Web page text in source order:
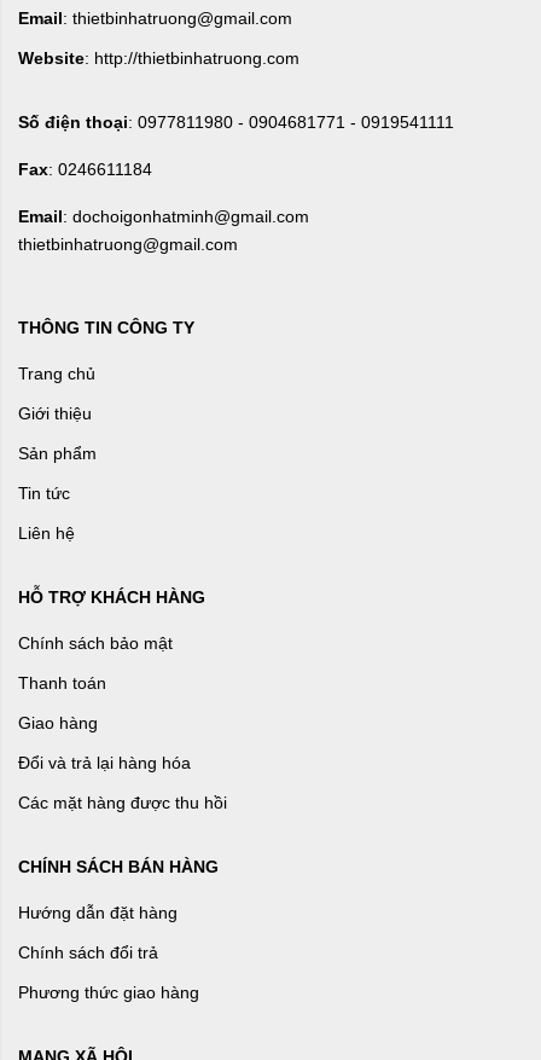
Email: thietbinhatruong@gmail.com
Website: http://thietbinhatruong.com
Số điện thoại: 0977811980 - 0904681771 - 0919541111
Fax: 0246611184
Email: dochoigonhatminh@gmail.com
thietbinhatruong@gmail.com
THÔNG TIN CÔNG TY
Trang chủ
Giới thiệu
Sản phẩm
Tin tức
Liên hệ
HỖ TRỢ KHÁCH HÀNG
Chính sách bảo mật
Thanh toán
Giao hàng
Đổi và trả lại hàng hóa
Các mặt hàng được thu hồi
CHÍNH SÁCH BÁN HÀNG
Hướng dẫn đặt hàng
Chính sách đổi trả
Phương thức giao hàng